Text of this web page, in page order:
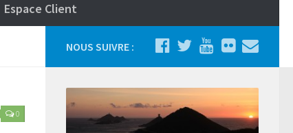
Espace Client
0
NOUS SUIVRE :